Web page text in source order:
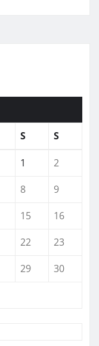
S S
1
2
8
9
15
16
22
23
29
30